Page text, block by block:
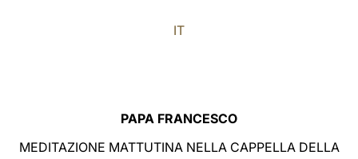
中文
IT
PAPA FRANCESCO
MEDITAZIONE MATTUTINA NELLA CAPPELLA DELLA